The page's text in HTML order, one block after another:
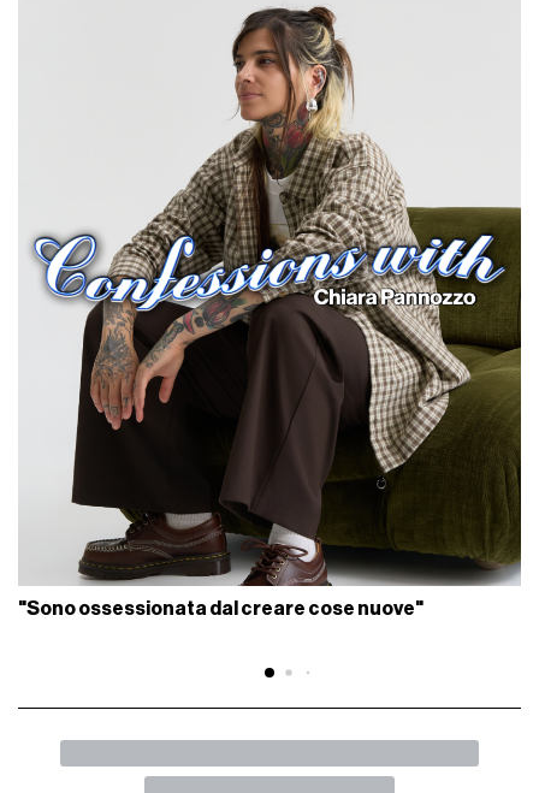
"Sono ossessionata dal creare cose nuove"